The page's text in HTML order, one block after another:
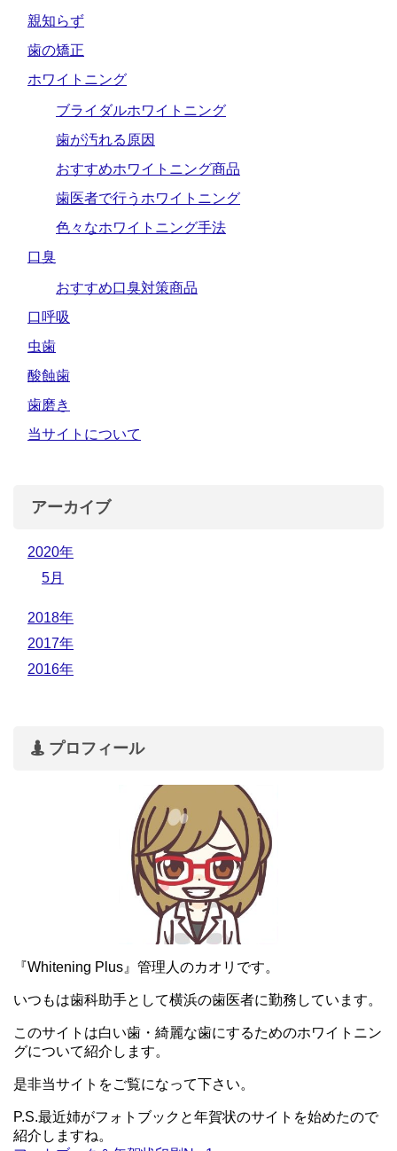
親知らず
歯の矯正
ホワイトニング
ブライダルホワイトニング
歯が汚れる原因
おすすめホワイトニング商品
歯医者で行うホワイトニング
色々なホワイトニング手法
口臭
おすすめ口臭対策商品
口呼吸
虫歯
酸蝕歯
歯磨き
当サイトについて
アーカイブ
2020年
5月
2018年
2017年
2016年
プロフィール
『Whitening Plus』管理人のカオリです。
いつもは歯科助手として横浜の歯医者に勤務しています。
このサイトは白い歯・綺麗な歯にするためのホワイトニン
グについて紹介します。
是非当サイトをご覧になって下さい。
P.S.最近姉がフォトブックと年賀状のサイトを始めたので
紹介しますね。